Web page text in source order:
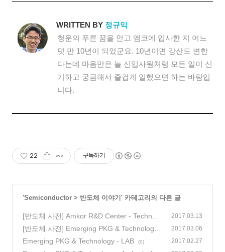
WRITTEN BY 정규익
청운의 푸른 꿈을 안고 앰코에 입사한 지 어느
덧 만 10년이 되었군요. 10년이면 강산도 변한
다는데 마음만은 늘 신입사원처럼 모든 일이 신
기하고 궁금해서 즐겁게 일했으면 하는 바람입
니다.
22 구독하기
'Semiconductor > 반도체 이야기 ' 카테고리의 다른 글
[반도체 사전] Amkor R&D Center - Technolo
gy Roadmap
(0)
2017.03.13
[반도체 사전] Emerging PKG & Technology -
Strip Grinding
(0)
2017.03.06
Emerging PKG & Technology - LAB (0) 2017.02.27